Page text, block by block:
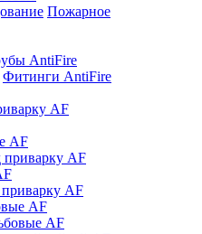
Пожарное
AntiFire
Фитинги AntiFire
AF
AF
AF
AF
AF
AF